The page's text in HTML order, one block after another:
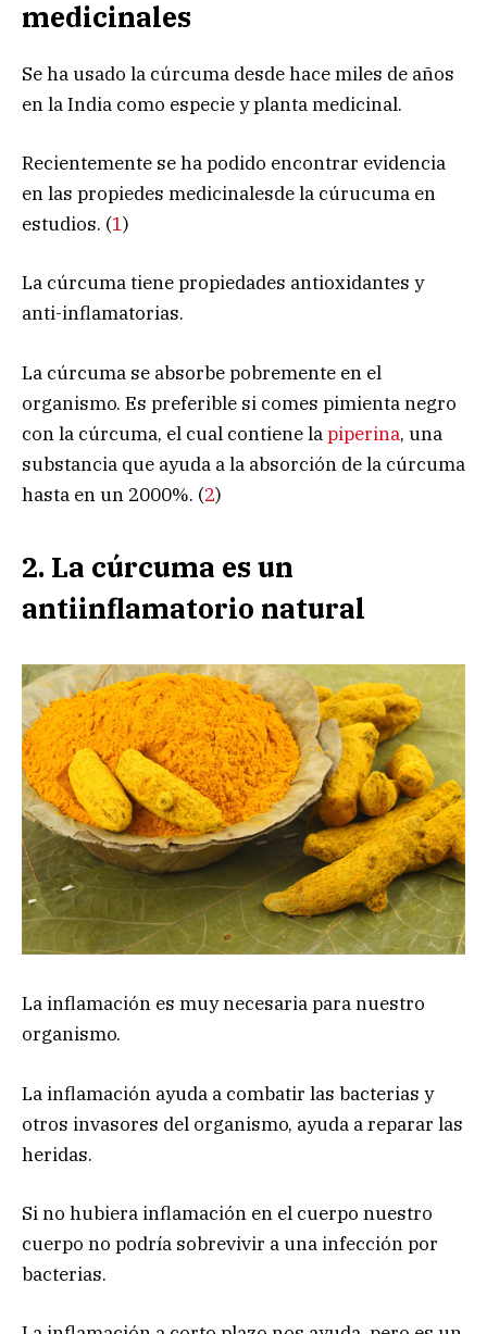
medicinales
Se ha usado la cúrcuma desde hace miles de años
en la India como especie y planta medicinal.
Recientemente se ha podido encontrar evidencia
en las propiedes medicinalesde la cúrucuma en
estudios. (1)
La cúrcuma tiene propiedades antioxidantes y
anti-inflamatorias.
La cúrcuma se absorbe pobremente en el
organismo. Es preferible si comes pimienta negro
con la cúrcuma, el cual contiene lapiperina, una
substancia que ayuda a la absorción de la cúrcuma
hasta en un 2000%. (2)
2. La cúrcuma es un
antiinflamatorio natural
La inflamación es muy necesaria para nuestro
organismo.
La inflamación ayuda a combatir las bacterias y
otros invasores del organismo, ayuda a reparar las
heridas.
Si no hubiera inflamación en el cuerpo nuestro
cuerpo no podría sobrevivir a una infección por
bacterias.